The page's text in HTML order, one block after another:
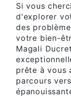
Si vous
d'explorer
des
votre bien-
Magali
prête à vous
parcours